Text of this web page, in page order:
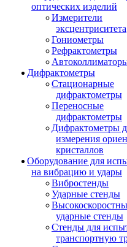
оптических изделий
Измерители
эксцентриситета
Гониометры
Рефрактометры
Дифрактометры
Стационарные
дифрактометры
Переносные
дифрактометры
Дифрактометры
измерения
кристаллов
Оборудование для
на вибрацию и удары
Вибростенды
Ударные стенды
ударные стенды
Стенды для
транспортную